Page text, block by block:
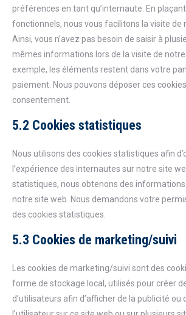
préférences en tant qu’internaute. En
fonctionnels, nous vous facilitons la visite de
Ainsi, vous n’avez pas besoin de saisir à
mêmes informations lors de la visite de
exemple, les éléments restent dans votre
paiement. Nous pouvons déposer ces
consentement.
5.2 Cookies statistiques
Nous utilisons des cookies statistiques afin
l’expérience des internautes sur notre site
statistiques, nous obtenons des informations
notre site web. Nous demandons votre
des cookies statistiques.
5.3 Cookies de marketing/suivi
Les cookies de marketing/suivi sont des
forme de stockage local, utilisés pour créer
d’utilisateurs afin d’afficher de la publicité ou